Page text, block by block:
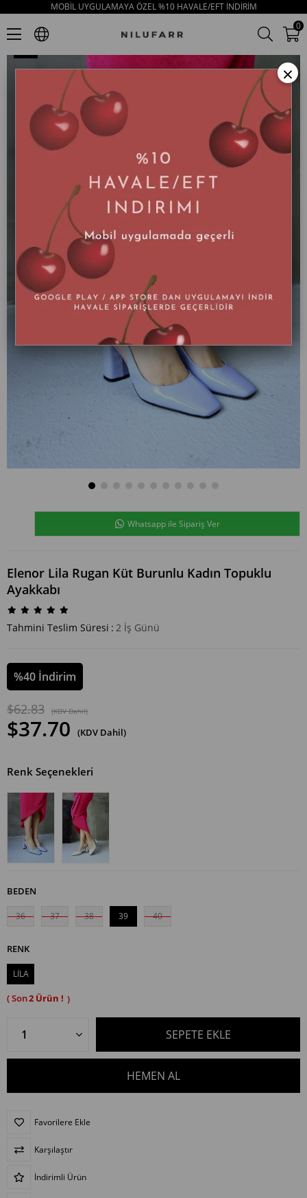
MOBİL UYGULAMAYA ÖZEL %10 HAVALE/EFT İNDİRİM
0
Elenor Lila Rugan Küt Burunlu Kadın Topuklu Ayakkabı
Whatsapp ile Sipariş Ver
Elenor Lila Rugan Küt Burunlu Kadın Topuklu
Ayakkabı
Tahmini Teslim Süresi : 2 İş Günü
%40 İndirim
$62.83 (KDV Dahil)
$37.70 (KDV Dahil)
Renk Seçenekleri
BEDEN
2
36 37 38 39 40
RENK
LİLA
Favorilere Ekle
Karşılaştır
İndirimli Ürün
×